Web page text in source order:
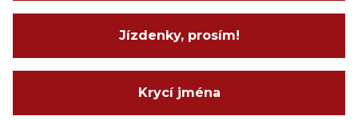
Jízdenky, prosím!
Krycí jména